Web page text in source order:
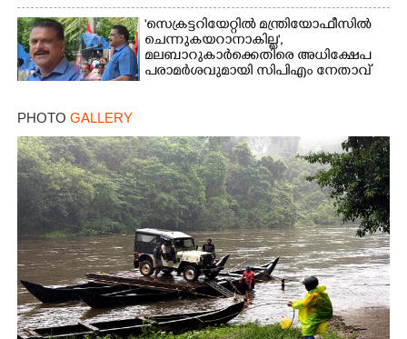
'സെക്രട്ടറിയേറ്റിൽ മന്ത്രിയോഫീസിൽ
ചെന്നുകയറാനാകില്ല',
മലബാറുകാർക്കെതിരെ അധിക്ഷേപ
പരാമർശവുമായി സിപിഎം നേതാവ്‌
PHOTO GALLERY